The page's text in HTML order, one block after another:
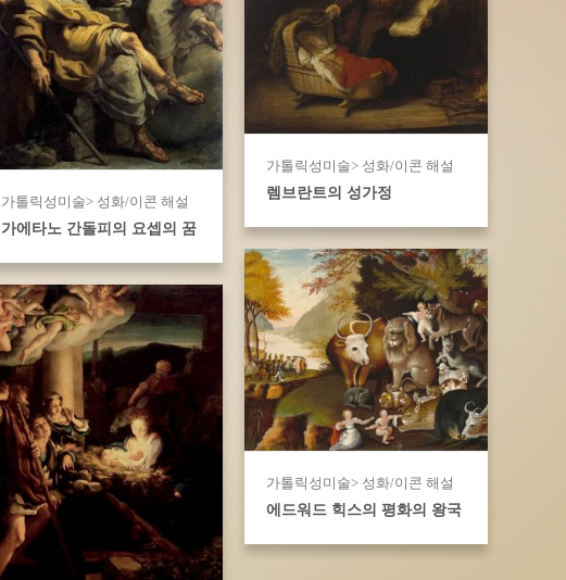
가톨릭성미술> 성화/이콘 해설
렘브란트의 성가정
가톨릭성미술> 성화/이콘 해설
가에타노 간돌피의 요셉의 꿈
가톨릭성미술> 성화/이콘 해설
에드워드 힉스의 평화의 왕국